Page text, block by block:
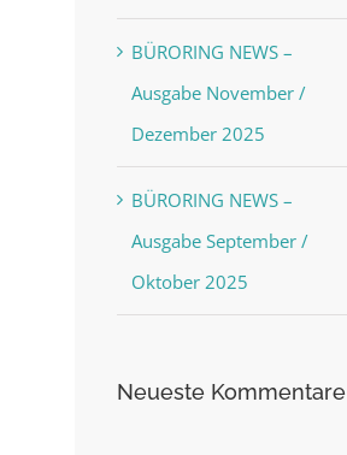
BÜRORING NEWS –
Ausgabe November /
Dezember 2025
BÜRORING NEWS –
Ausgabe September /
Oktober 2025
Neueste Kommentare